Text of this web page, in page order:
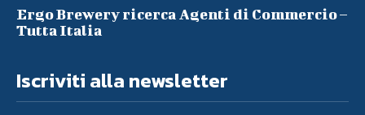
Ergo Brewery ricerca Agenti di Commercio –
Tutta Italia
Iscriviti alla newsletter